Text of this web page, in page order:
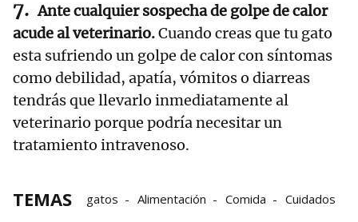
Ante cualquier sospecha de golpe de calor
acude al veterinario.Cuando creas que tu gato
esta sufriendo un golpe de calor con síntomas
como debilidad, apatía, vómitos o diarreas
tendrás que llevarlo inmediatamente al
veterinario porque podría necesitar un
tratamiento intravenoso.
TEMAS gatos Alimentación Comida Cuidados